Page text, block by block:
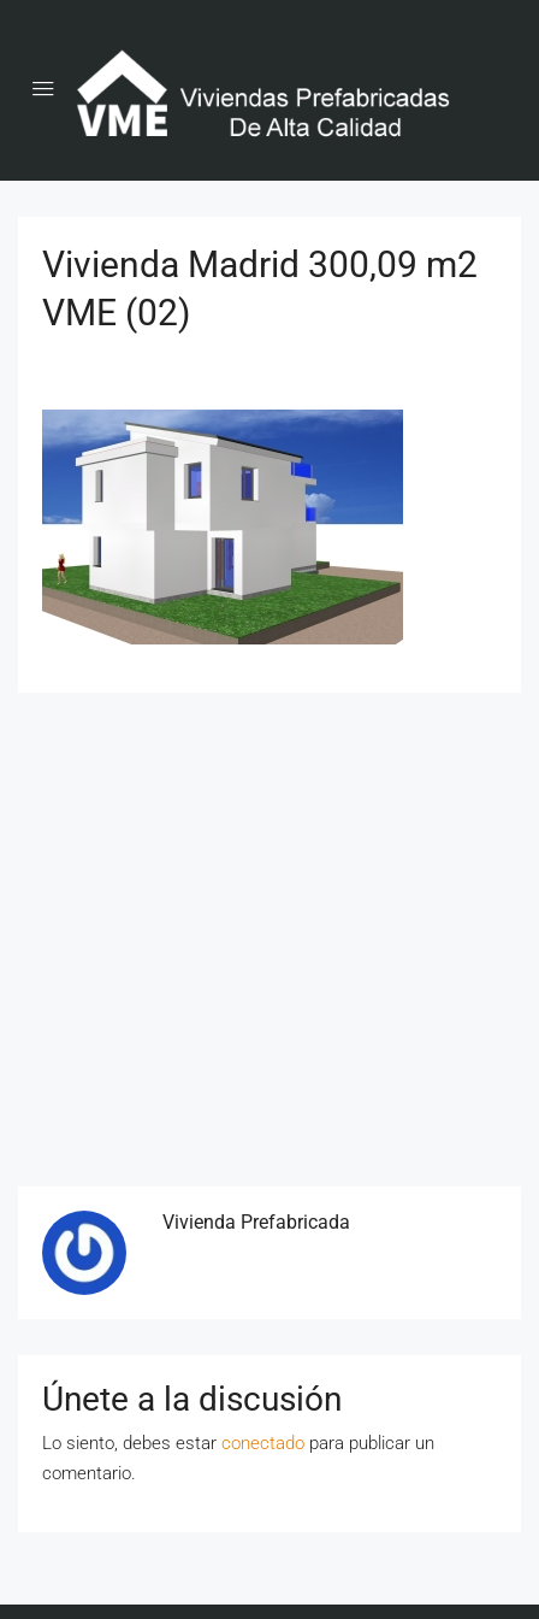
Vivienda Madrid 300,09 m2
VME (02)
Vivienda Prefabricada
Únete a la discusión
Lo siento, debes estar conectado para publicar un
comentario.